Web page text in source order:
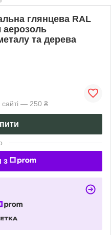
глянцева RAL
аерозоль
та дерева
сайті — 250 ₴
з